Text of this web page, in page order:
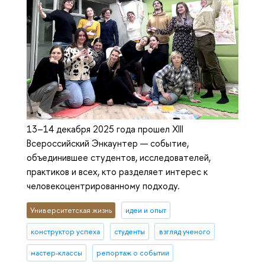
13–14 декабря 2025 года прошел XIII
Всероссийский Энкаунтер — событие,
объединившее студентов, исследователей,
практиков и всех, кто разделяет интерес к
человекоцентрированному подходу.
Университетская жизнь идеи и опыт
конструктор успеха студенты взгляд ученого
мастер-классы репортаж о событии